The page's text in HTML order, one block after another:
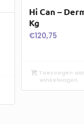
Hi Can –
Kg
€120,75
Toevoegen
winkelwagen